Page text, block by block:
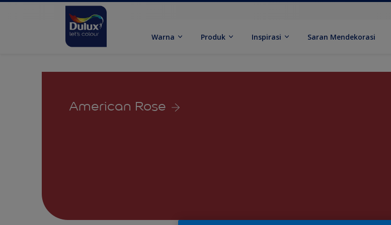
Warna Produk Inspirasi Saran Mendekorasi
American Rose